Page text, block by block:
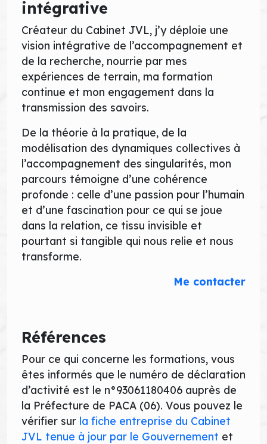
intégrative
Créateur du Cabinet JVL, j’y déploie une
vision intégrative de l’accompagnement et
de la recherche, nourrie par mes
expériences de terrain, ma formation
continue et mon engagement dans la
transmission des savoirs.
De la théorie à la pratique, de la
modélisation des dynamiques collectives à
l’accompagnement des singularités, mon
parcours témoigne d’une cohérence
profonde : celle d’une passion pour l’humain
et d’une fascination pour ce qui se joue
dans la relation, ce tissu invisible et
pourtant si tangible qui nous relie et nous
transforme.
Me contacter
Références
Pour ce qui concerne les formations, vous
êtes informés que le numéro de déclaration
d’activité est le n°93061180406 auprès de
la Préfecture de PACA (06). Vous pouvez le
vérifier sur la fiche entreprise du Cabinet
JVL tenue à jour par le Gouvernement et